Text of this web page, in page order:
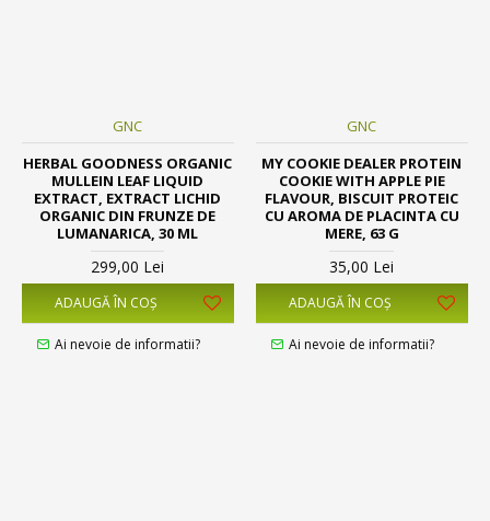
GNC
HERBAL GOODNESS ORGANIC
MULLEIN LEAF LIQUID
EXTRACT, EXTRACT LICHID
ORGANIC DIN FRUNZE DE
LUMANARICA, 30 ML
299,00 Lei
ADAUGĂ ÎN COŞ
Ai nevoie de informatii?
GNC
MY COOKIE DEALER PROTEIN
COOKIE WITH APPLE PIE
FLAVOUR, BISCUIT PROTEIC
CU AROMA DE PLACINTA CU
MERE, 63 G
35,00 Lei
ADAUGĂ ÎN COŞ
Ai nevoie de informatii?